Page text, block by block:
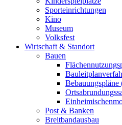
Sporteinrichtungen
Kino
Museum
Volksfest
Wirtschaft & Standort
Bauen
Post & Banken
Breitbandausbau